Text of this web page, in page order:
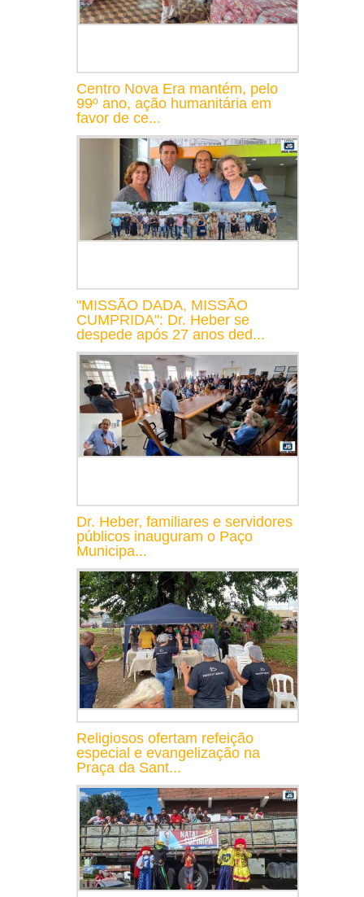
Centro Nova Era mantém, pelo
99º ano, ação humanitária em
favor de ce...
"MISSÃO DADA, MISSÃO
CUMPRIDA": Dr. Heber se
despede após 27 anos ded...
Dr. Heber, familiares e servidores
públicos inauguram o Paço
Municipa...
Religiosos ofertam refeição
especial e evangelização na
Praça da Sant...